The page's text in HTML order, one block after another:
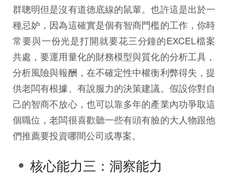
群聰明但是沒有道德底線的鼠輩。也許這是出於一
種忌妒，因為這確實是個有智商門檻的工作，你時
常要與一份光是打開就要花三分鐘的EXCEL檔案
共處，要運用量化的財務模型與質化的分析工具，
分析風險與報酬，在不確定性中權衡利弊得失，提
供老闆有根據、有說服力的決策建議。假設你對自
己的智商不放心，也可以靠多年的產業內功爭取這
個職位，老闆很喜歡聽一些有頭有臉的大人物跟他
們推薦要投資哪間公司或專案。
核心能力三：洞察能力